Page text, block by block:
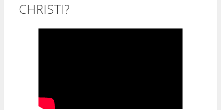
CHRISTI?